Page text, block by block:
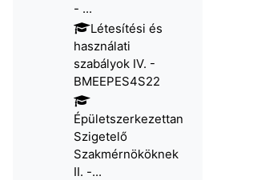
- ...
Létesítési és
használati
szabályok IV. -
BMEEPES4S22
Épületszerkezettan
Szigetelő
Szakmérnököknek
II. -...